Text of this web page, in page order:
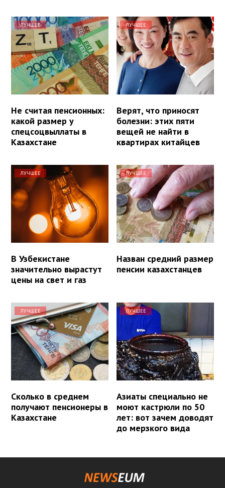
ЛУЧШЕЕ
Не считая пенсионных:
какой размер у
спецсоцвыллаты в
Казахстане
ЛУЧШЕЕ
Верят, что приносят
болезни: этих пяти
вещей не найти в
квартирах китайцев
ЛУЧШЕЕ
В Узбекистане
значительно вырастут
цены на свет и газ
ЛУЧШЕЕ
Назван средний размер
пенсии казахстанцев
ЛУЧШЕЕ
Сколько в среднем
получают пенсионеры в
Казахстане
ЛУЧШЕЕ
Азиаты специально не
моют кастрюли по 50
лет: вот зачем доводят
до мерзкого вида